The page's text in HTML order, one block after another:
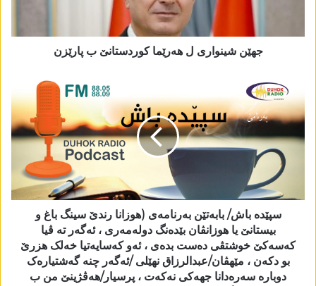
جھێن شینواری ل ھەرێما کوردستانێ ب پارێزن
سپێدە باش/ بابەتێن بەرنامەی (ھوزانا رندێ سینگ باغ و
بیستانێ یا ھوزانڤان بێدەنگ دولەمەری ، ئەگەر تە ڤیا
کەسەکێ خوشتڤی دەست بدەی ، ئەو کەسایەتیا خەلک ھزرێ
بو دکەن ، مێھڤان/عبدالرزاق نھێلی /ئەگەر چنە گەشتیارەک
دوبارە سەرەدانا جھەکی نەکەت ، پرسیار/ھەڤژینێ من ب